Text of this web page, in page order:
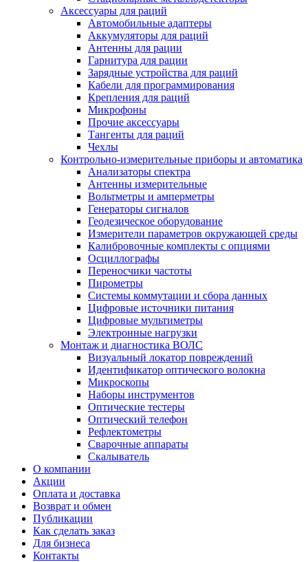
Аксессуары для раций
Автомобильные адаптеры
Аккумуляторы для раций
Антенны для рации
Гарнитура для рации
Зарядные устройства для раций
Кабели для программирования
Крепления для раций
Микрофоны
Прочие аксессуары
Тангенты для раций
Чехлы
Контрольно-измерительные приборы и автоматика
Анализаторы спектра
Антенны измерительные
Вольтметры и амперметры
Генераторы сигналов
Геодезическое оборудование
Измерители параметров окружающей среды
Калибровочные комплекты с опциями
Осциллографы
Переносчики частоты
Пирометры
Системы коммутации и сбора данных
Цифровые источники питания
Цифровые мультиметры
Электронные нагрузки
Монтаж и диагностика ВОЛС
Визуальный локатор повреждений
Идентификатор оптического волокна
Микроскопы
Наборы инструментов
Оптические тестеры
Оптический телефон
Рефлектометры
Сварочные аппараты
Скалыватель
О компании
Акции
Оплата и доставка
Возврат и обмен
Публикации
Как сделать заказ
Для бизнеса
Контакты